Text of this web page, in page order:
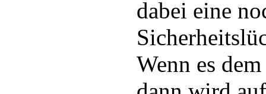
dabei eine
Wenn es